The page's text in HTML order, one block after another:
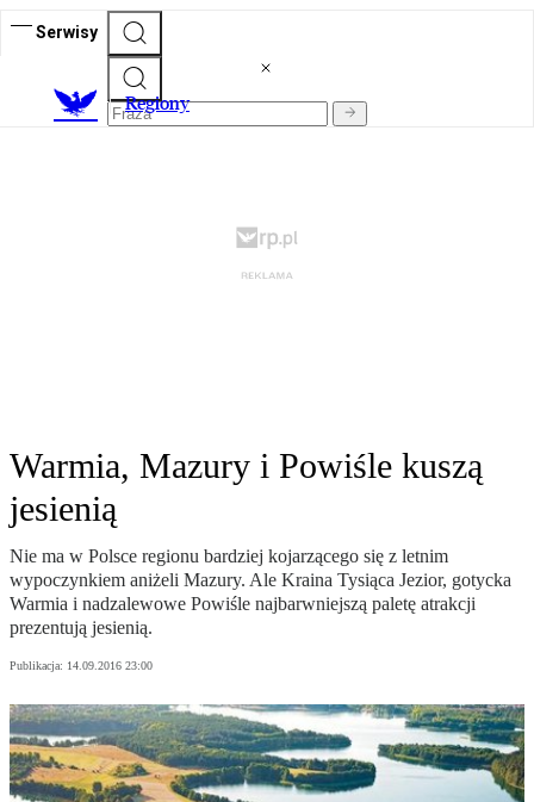
Serwisy
Regiony
Warmia, Mazury i Powiśle kuszą
jesienią
Nie ma w Polsce regionu bardziej kojarzącego się z letnim
wypoczynkiem aniżeli Mazury. Ale Kraina Tysiąca Jezior, gotycka
Warmia i nadzalewowe Powiśle najbarwniejszą paletę atrakcji
prezentują jesienią.
Publikacja: 14.09.2016 23:00